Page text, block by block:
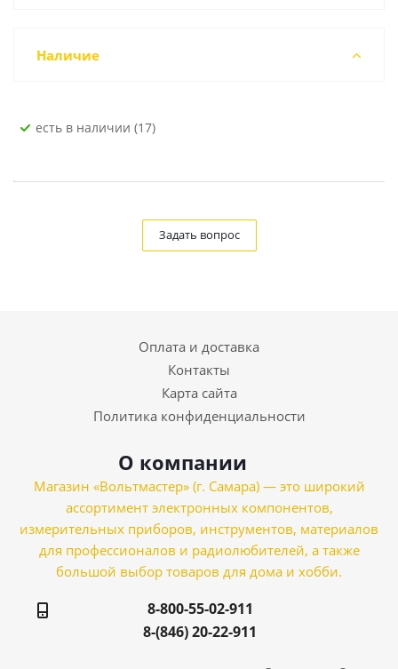
Наличие
Есть в наличии (17)
Задать вопрос
Оплата и доставка
Контакты
Карта сайта
Политика конфиденциальности
О компании
Магазин «Вольтмастер» (г. Самара) — это широкий
ассортимент электронных компонентов,
измерительных приборов, инструментов, материалов
для профессионалов и радиолюбителей, а также
большой выбор товаров для дома и хобби.
8-800-55-02-911
8-(846) 20-22-911